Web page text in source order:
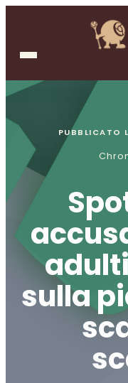
PUBBLICATO
sulla